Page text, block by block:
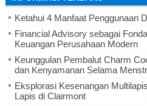
Ketahui 4 Manfaat Penggunaan
Financial Advisory sebagai
Keuangan Perusahaan Modern
Keunggulan Pembalut Charm
dan Kenyamanan Selama
Eksplorasi Kesenangan
Lapis di Clairmont